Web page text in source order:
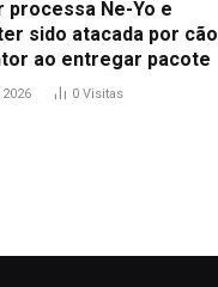
processa Ne-Yo e
sido atacada por cão
ao entregar pacote
0 Visitas